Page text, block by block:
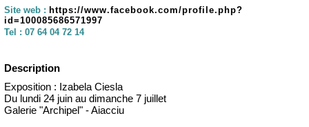
Site web : https://www.facebook.com/profile.php?
id=100085686571997
Tel : 07 64 04 72 14
Description
Exposition : Izabela Ciesla
Du lundi 24 juin au dimanche 7 juillet
Galerie "Archipel" - Aiacciu